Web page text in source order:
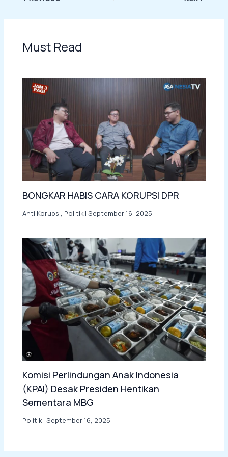
Must Read
BONGKAR HABIS CARA KORUPSI DPR
Anti Korupsi, Politik|September 16, 2025
Komisi Perlindungan Anak Indonesia
(KPAI) Desak Presiden Hentikan
Sementara MBG
Politik|September 16, 2025